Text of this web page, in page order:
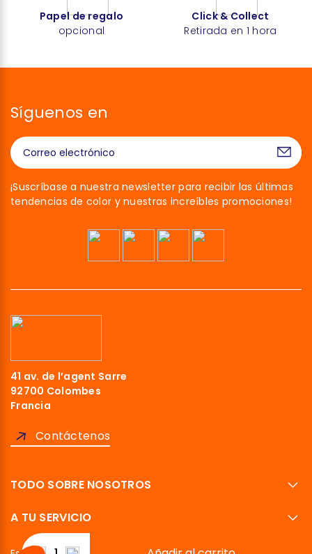
Papel de regalo
opcional
Click & Collect
Retirada en 1 hora
Síguenos en
¡Suscríbase a nuestra newsletter para recibir las últimas
tendencias de color y nuestras increíbles promociones!
41 av. de l’agent Sarre
92700 Colombes
Francia
Contáctenos
TODO SOBRE NOSOTROS
A TU SERVICIO